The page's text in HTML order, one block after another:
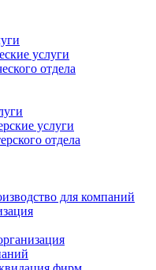
услуги
отдела
услуги
отдела
для компаний